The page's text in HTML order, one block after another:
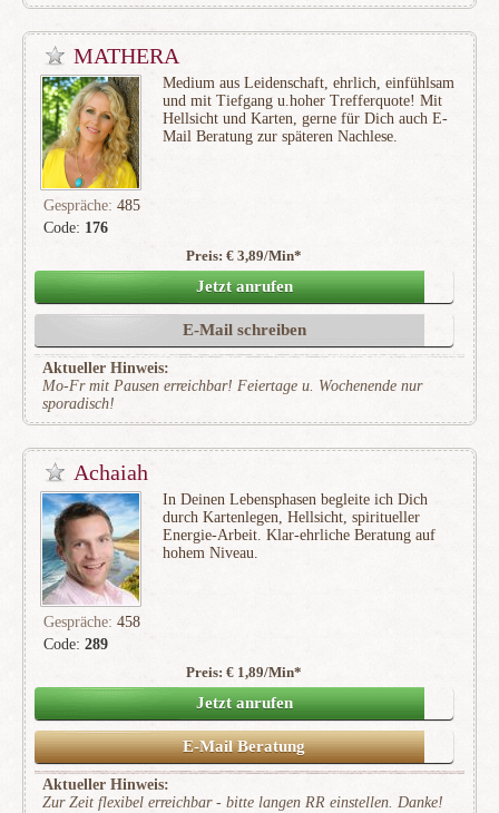
MATHERA
Code: 176
Medium aus Leidenschaft, ehrlich, einfühlsam
und mit Tiefgang u.hoher Trefferquote! Mit
Hellsicht und Karten, gerne für Dich auch E-
Mail Beratung zur späteren Nachlese.
Gespräche: 485
(48)
Preis: € 3,89/Min*
Jetzt anrufen
E-Mail schreiben
Aktueller Hinweis:
Mo-Fr mit Pausen erreichbar! Feiertage u. Wochenende nur
sporadisch!
Achaiah
Code: 289
In Deinen Lebensphasen begleite ich Dich
durch Kartenlegen, Hellsicht, spiritueller
Energie-Arbeit. Klar-ehrliche Beratung auf
hohem Niveau.
Gespräche: 458
(70)
Preis: € 1,89/Min*
Jetzt anrufen
E-Mail Beratung
Aktueller Hinweis:
Zur Zeit flexibel erreichbar - bitte langen RR einstellen. Danke!